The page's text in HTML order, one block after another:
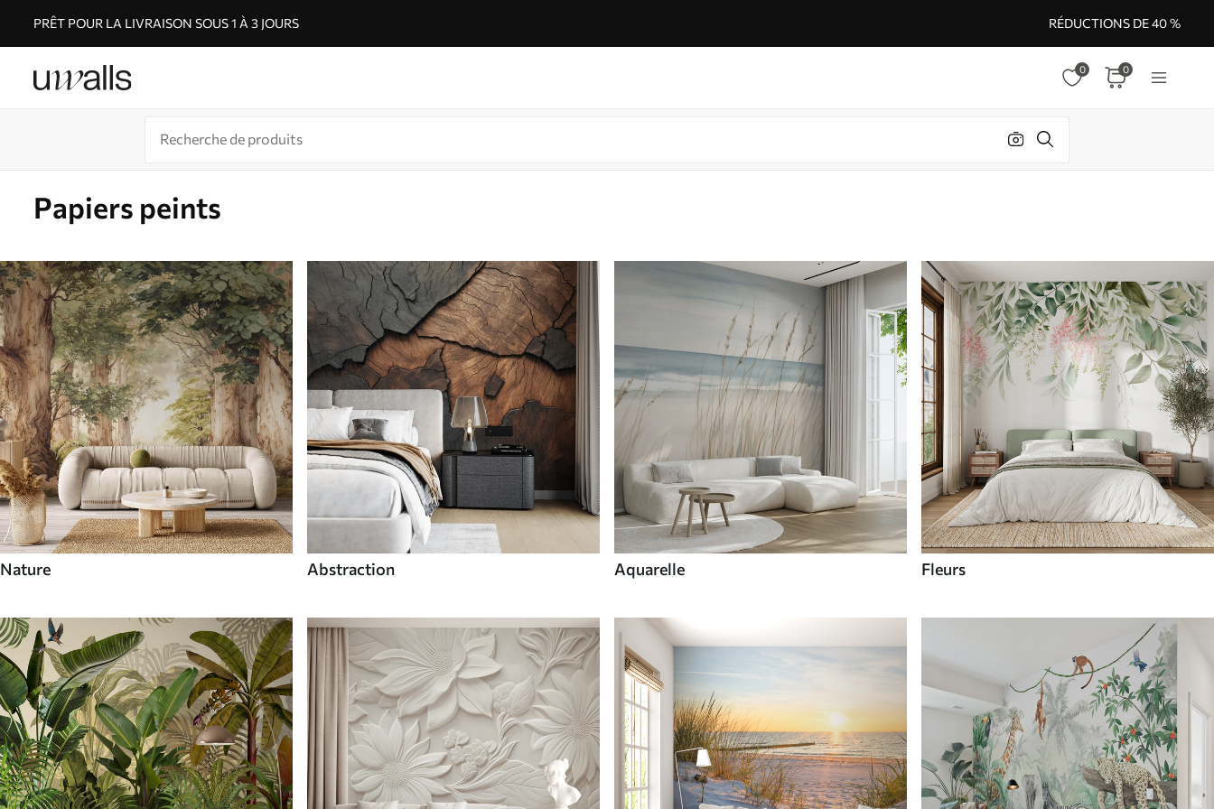
PRÊT POUR LA LIVRAISON SOUS 1 À 3 JOURS RÉDUCTIONS DE 40 %
0 0
Papiers peints
Nature Abstraction Aquarelle Fleurs